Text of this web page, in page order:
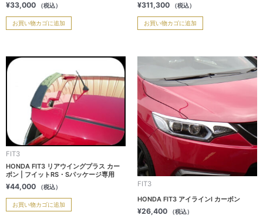
¥33,000 （税込）
お買い物カゴに追加
¥311,300 （税込）
お買い物カゴに追加
FIT3
HONDA FIT3 リアウイングプラス カー
ボン | フイットRS・Sパッケージ専用
¥44,000 （税込）
お買い物カゴに追加
FIT3
HONDA FIT3 アイラインI カーボン
¥26,400 （税込）